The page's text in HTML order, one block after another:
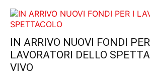
IN ARRIVO NUOVI FONDI
LAVORATORI DELLO
VIVO